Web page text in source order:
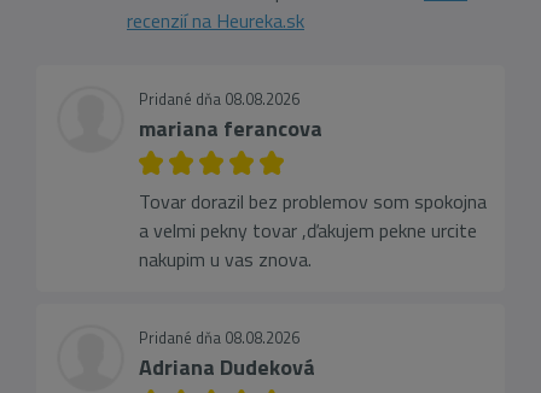
recenzií na Heureka.sk
Pridané dňa 08.08.2026
mariana ferancova
Tovar dorazil bez problemov som spokojna
a velmi pekny tovar ,ďakujem pekne urcite
nakupim u vas znova.
Pridané dňa 08.08.2026
Adriana Dudeková